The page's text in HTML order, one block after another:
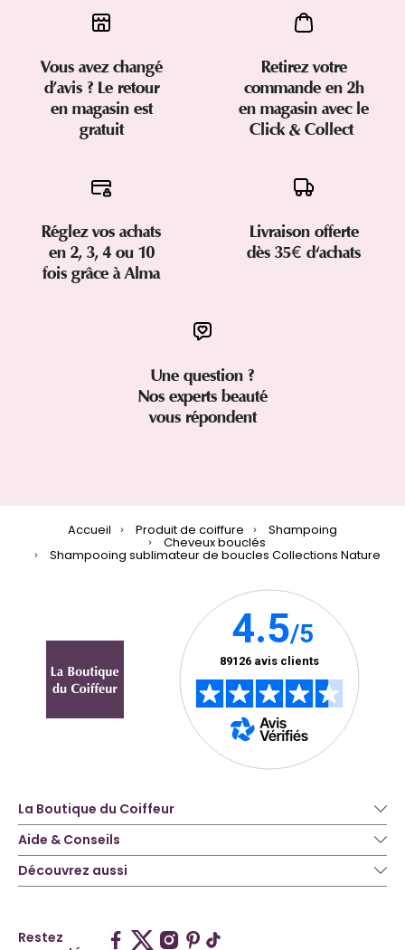
Vous avez changé
d’avis ? Le retour
en magasin est
gratuit
Retirez votre
commande en 2h
en magasin avec le
Click & Collect
Réglez vos achats
en 2, 3, 4 ou 10
fois grâce à Alma
Livraison offerte
dès 35€ d'achats
Une question ?
Nos experts beauté
vous répondent
Accueil Produit de coiffure Shampoing
Cheveux bouclés
Shampooing sublimateur de boucles Collections Nature
La Boutique du Coiffeur
Aide & Conseils
Découvrez aussi
Restez